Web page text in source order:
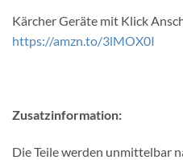
Kärcher Geräte mit Klick
https://amzn.to/3lMOX0I
Zusatzinformation:
Die Teile werden unmittelbar